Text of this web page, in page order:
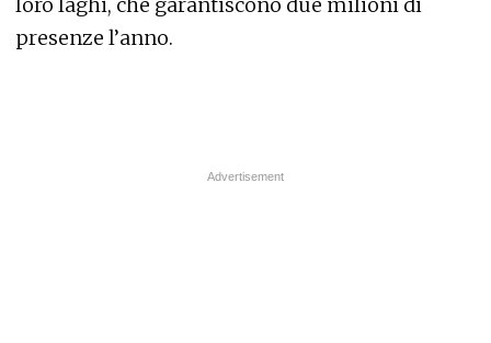
presenze l’anno.